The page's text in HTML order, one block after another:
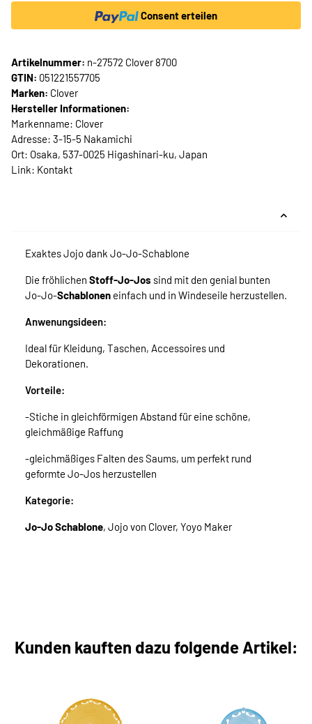
Consent erteilen
Artikelnummer: n-27572 Clover 8700
GTIN: 051221557705
Marken: Clover
Hersteller Informationen:
Markenname: Clover
Adresse: 3-15-5 Nakamichi
Ort: Osaka, 537-0025 Higashinari-ku, Japan
Link: Kontakt
Exaktes Jojo dank Jo-Jo-Schablone
Die fröhlichen Stoff-Jo-Jos sind mit den genial bunten
Jo-Jo-Schablonen einfach und in Windeseile herzustellen.
Anwenungsideen:
Ideal für Kleidung, Taschen, Accessoires und
Dekorationen.
Vorteile:
-Stiche in gleichförmigen Abstand für eine schöne,
gleichmäßige Raffung
-gleichmäßiges Falten des Saums, um perfekt rund
geformte Jo-Jos herzustellen
Kategorie:
Jo-Jo Schablone, Jojo von Clover, Yoyo Maker
Kunden kauften dazu folgende Artikel: